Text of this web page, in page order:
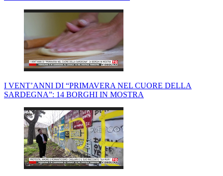
I VENT’ANNI DI “PRIMAVERA NEL CUORE DELLA
SARDEGNA”: 14 BORGHI IN MOSTRA